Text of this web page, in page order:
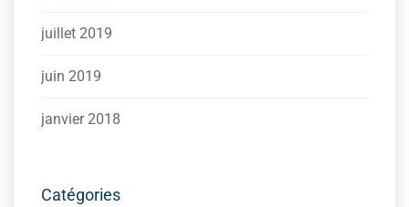
juillet 2019
juin 2019
janvier 2018
Catégories